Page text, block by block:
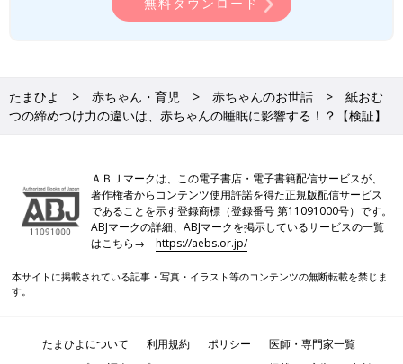
たまひよ 赤ちゃん・育児 赤ちゃんのお世話
紙おむ
つの締めつけ力の違いは、赤ちゃんの睡眠に影響する！？【検証】
ＡＢＪマークは、この電子書店・電子書籍配信サービスが、
著作権者からコンテンツ使用許諾を得た正規版配信サービス
であることを示す登録商標（登録番号 第11091000号）です。
ABJマークの詳細、ABJマークを掲示しているサービスの一覧
はこちら→https://aebs.or.jp/
本サイトに掲載されている記事・写真・イラスト等のコンテンツの無断転載を禁じま
す。
たまひよについて 利用規約 ポリシー
医師・専門家一覧